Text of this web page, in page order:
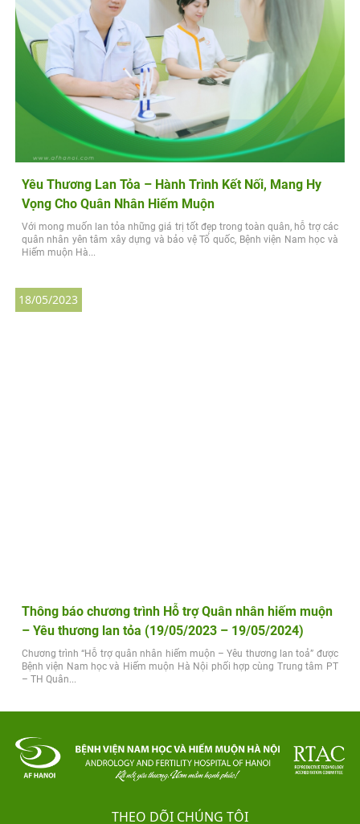
Yêu Thương Lan Tỏa – Hành Trình Kết Nối, Mang Hy
Vọng Cho Quân Nhân Hiếm Muộn
Với mong muốn lan tỏa những giá trị tốt đẹp trong toàn quân, hỗ trợ các
quân nhân yên tâm xây dựng và bảo vệ Tổ quốc, Bệnh viện Nam học và
Hiếm muộn Hà...
Thông báo chương trình Hỗ trợ Quân nhân hiếm muộn
– Yêu thương lan tỏa (19/05/2023 – 19/05/2024)
Chương trình “Hỗ trợ quân nhân hiếm muộn – Yêu thương lan toả” được
Bệnh viện Nam học và Hiếm muộn Hà Nội phối hợp cùng Trung tâm PT
– TH Quân...
18/05/2023
THEO DÕI CHÚNG TÔI